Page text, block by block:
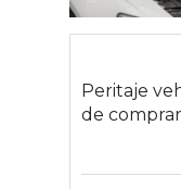
Peritaje
de